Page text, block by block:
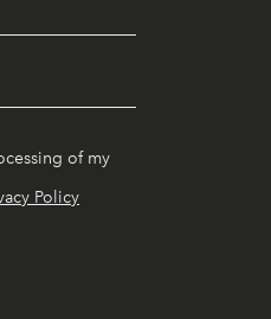
of my
Policy